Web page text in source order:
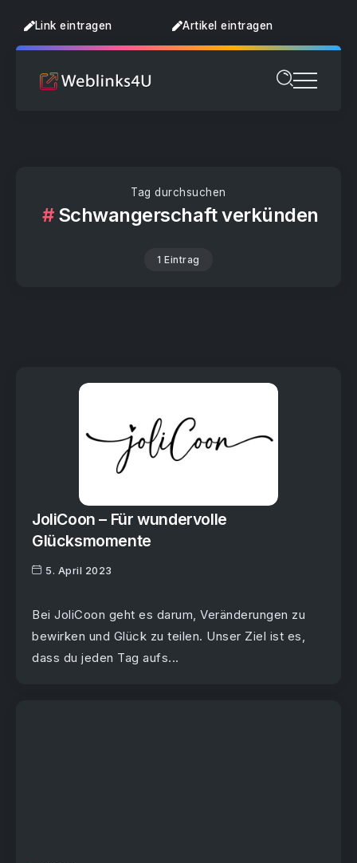
Link eintragen Artikel eintragen
Tag durchsuchen
Schwangerschaft verkünden
1 Eintrag
JoliCoon – Für wundervolle
Glücksmomente
5. April 2023
Bei JoliCoon geht es darum, Veränderungen zu
bewirken und Glück zu teilen. Unser Ziel ist es,
dass du jeden Tag aufs...